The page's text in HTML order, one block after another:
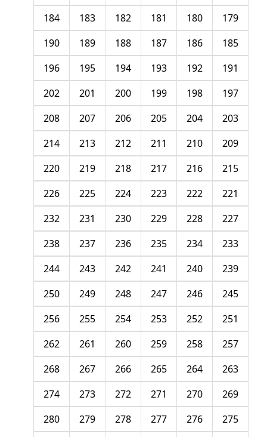
179
180
181
182
183
184
185
186
187
188
189
190
191
192
193
194
195
196
197
198
199
200
201
202
203
204
205
206
207
208
209
210
211
212
213
214
215
216
217
218
219
220
221
222
223
224
225
226
227
228
229
230
231
232
233
234
235
236
237
238
239
240
241
242
243
244
245
246
247
248
249
250
251
252
253
254
255
256
257
258
259
260
261
262
263
264
265
266
267
268
269
270
271
272
273
274
275
276
277
278
279
280